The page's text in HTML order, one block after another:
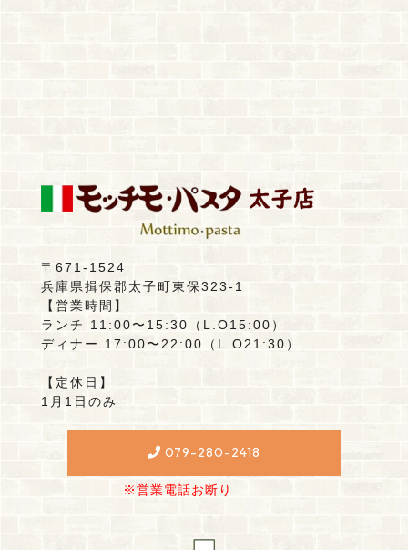
〒671-1524
兵庫県揖保郡太子町東保323-1
【営業時間】
ランチ 11:00〜15:30（L.O15:00）
ディナー 17:00〜22:00（L.O21:30）
【定休日】
1月1日のみ
079-280-2418
※営業電話お断り